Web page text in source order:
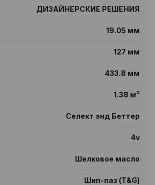
ДИЗАЙНЕРСКИЕ РЕШЕНИЯ
19.05 мм
127 мм
433.8 мм
1.38 м²
Селект энд Беттер
4v
Шелковое масло
Шип-паз (T&G)